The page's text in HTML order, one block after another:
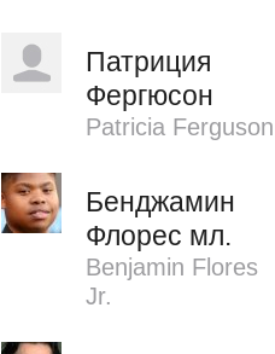
Патриция
Фергюсон
Patricia Ferguson
Бенджамин
Флорес мл.
Benjamin Flores
Jr.